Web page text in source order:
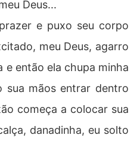
Deus...
e puxo seu corpo
meu Deus, agarro
e então ela chupa minha
sua mãos entrar dentro
começa a colocar sua
danadinha, eu solto